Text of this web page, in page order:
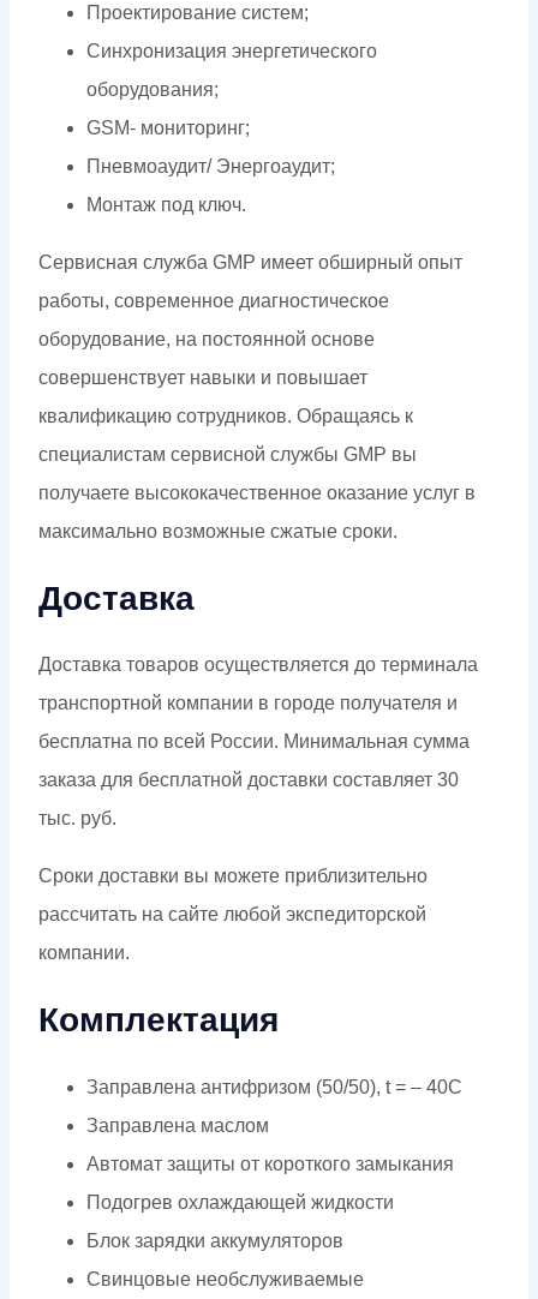
Проектирование систем;
Синхронизация энергетического
оборудования;
GSM- мониторинг;
Пневмоаудит/ Энергоаудит;
Монтаж под ключ.
Сервисная служба GMP имеет обширный опыт
работы, современное диагностическое
оборудование, на постоянной основе
совершенствует навыки и повышает
квалификацию сотрудников. Обращаясь к
специалистам сервисной службы GMP вы
получаете высококачественное оказание услуг в
максимально возможные сжатые сроки.
Доставка
Доставка товаров осуществляется до терминала
транспортной компании в городе получателя и
бесплатна по всей России. Минимальная сумма
заказа для бесплатной доставки составляет 30
тыс. руб.
Сроки доставки вы можете приблизительно
рассчитать на сайте любой экспедиторской
компании.
Комплектация
Заправлена антифризом (50/50), t = – 40C
Заправлена маслом
Автомат защиты от короткого замыкания
Подогрев охлаждающей жидкости
Блок зарядки аккумуляторов
Свинцовые необслуживаемые